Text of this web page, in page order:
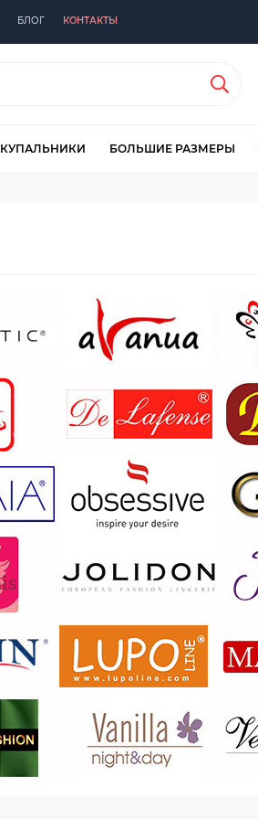
БЛОГ КОНТАКТЫ
КУПАЛЬНИКИ БОЛЬШИЕ РАЗМЕРЫ